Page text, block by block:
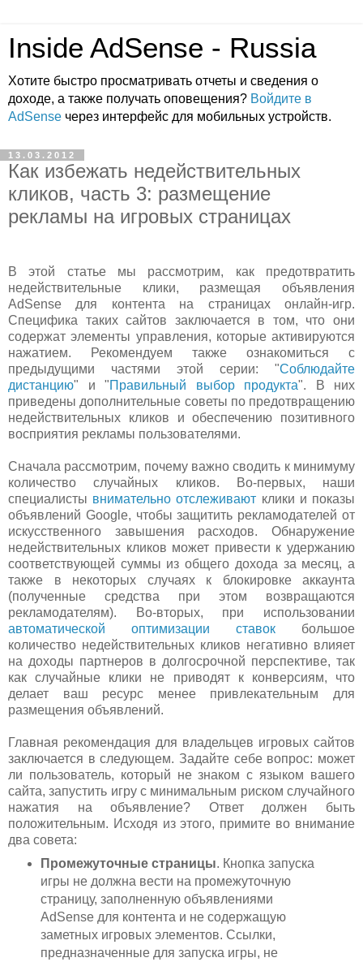
Inside AdSense - Russia
Хотите быстро просматривать отчеты и сведения о
доходе, а также получать оповещения? Войдите в
AdSense через интерфейс для мобильных устройств.
13.03.2012
Как избежать недействительных
кликов, часть 3: размещение
рекламы на игровых страницах
В этой статье мы рассмотрим, как предотвратить
недействительные клики, размещая объявления
AdSense для контента на страницах онлайн-игр.
Специфика таких сайтов заключается в том, что они
содержат элементы управления, которые активируются
нажатием. Рекомендуем также ознакомиться с
предыдущими частями этой серии: "Соблюдайте
дистанцию" и "Правильный выбор продукта". В них
приведены дополнительные советы по предотвращению
недействительных кликов и обеспечению позитивного
восприятия рекламы пользователями.
Сначала рассмотрим, почему важно сводить к минимуму
количество случайных кликов. Во-первых, наши
специалисты внимательно отслеживают клики и показы
объявлений Google, чтобы защитить рекламодателей от
искусственного завышения расходов. Обнаружение
недействительных кликов может привести к удержанию
соответствующей суммы из общего дохода за месяц, а
также в некоторых случаях к блокировке аккаунта
(полученные средства при этом возвращаются
рекламодателям). Во-вторых, при использовании
автоматической оптимизации ставок большое
количество недействительных кликов негативно влияет
на доходы партнеров в долгосрочной перспективе, так
как случайные клики не приводят к конверсиям, что
делает ваш ресурс менее привлекательным для
размещения объявлений.
Главная рекомендация для владельцев игровых сайтов
заключается в следующем. Задайте себе вопрос: может
ли пользователь, который не знаком с языком вашего
сайта, запустить игру с минимальным риском случайного
нажатия на объявление? Ответ должен быть
положительным. Исходя из этого, примите во внимание
два совета:
Промежуточные страницы. Кнопка запуска
игры не должна вести на промежуточную
страницу, заполненную объявлениями
AdSense для контента и не содержащую
заметных игровых элементов. Ссылки,
предназначенные для запуска игры, не